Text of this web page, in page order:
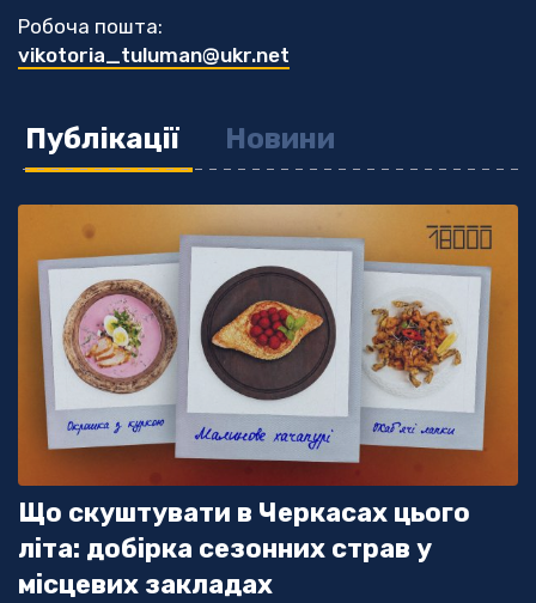
Робоча пошта:
vikotoria_tuluman@ukr.net
Публікації Новини
Що скуштувати в Черкасах цього
літа: добірка сезонних страв у
місцевих закладах